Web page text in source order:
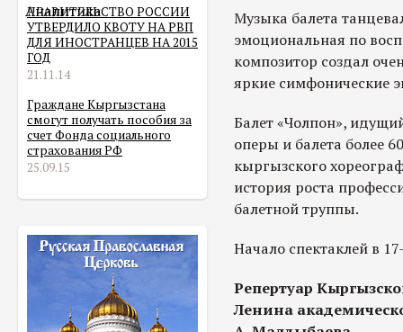
Аналитика
ПРАВИТЕЛЬСТВО РОССИИ
УТВЕРДИЛО КВОТУ НА РВП
ДЛЯ ИНОСТРАНЦЕВ НА 2015
ГОД
21.11.14
Граждане Кыргызстана
смогут получать пособия за
счет Фонда социального
страхования РФ
25.09.15
Музыка балета
эмоциональная по
композитор создал
яркие симфонические
Балет «Чолпон»,
оперы и балета более
кыргызского
история роста
балетной труппы.
Начало спектаклей в
Репертуар
Ленина